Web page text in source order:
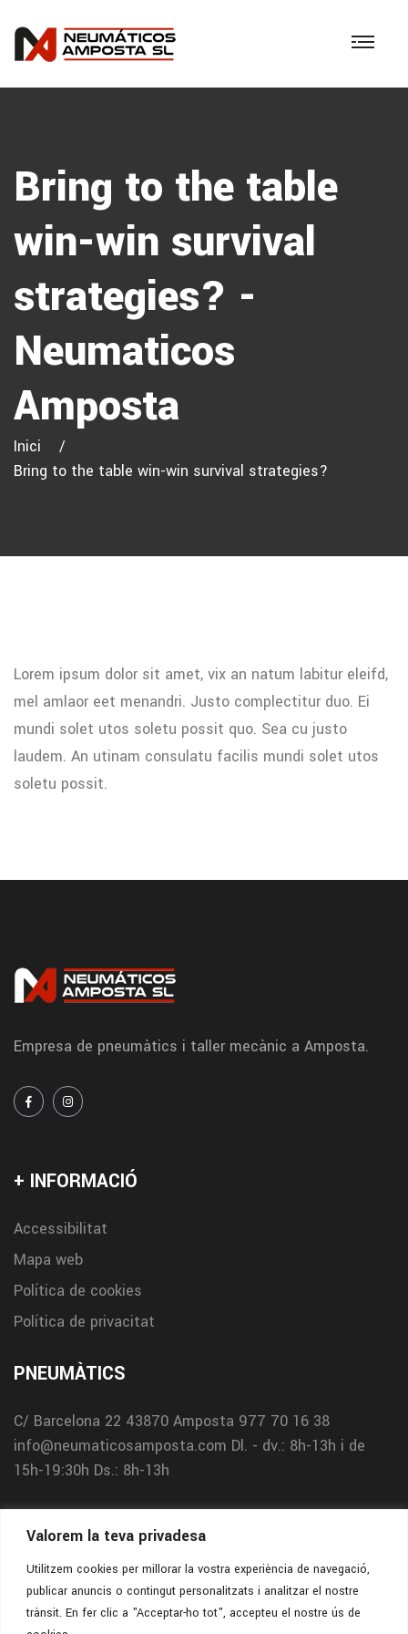
Valorem la teva privadesa
Utilitzem cookies per millorar la vostra experiència de navegació,
publicar anuncis o contingut personalitzats i analitzar el nostre
trànsit. En fer clic a "Acceptar-ho tot", accepteu el nostre ús de
Bring to the table
win-win survival
strategies? -
Neumaticos
Amposta
Inici
Bring to the table win-win survival strategies?
Lorem ipsum dolor sit amet, vix an natum labitur eleifd,
mel amlaor eet menandri. Justo complectitur duo. Ei
mundi solet utos soletu possit quo. Sea cu justo
laudem. An utinam consulatu facilis mundi solet utos
soletu possit.
Empresa de pneumàtics i taller mecànic a Amposta.
+ INFORMACIÓ
Accessibilitat
Mapa web
Política de cookies
Política de privacitat
PNEUMÀTICS
C/ Barcelona 22 43870 Amposta 977 70 16 38
info@neumaticosamposta.com Dl. - dv.: 8h-13h i de
15h-19:30h Ds.: 8h-13h
TALLER
C/ Holanda 343870 Amposta977 12 08 31
info@neumaticosamposta.comDl. - dv.: 8h-13h i de
15h-18hDs.: 8h-13h